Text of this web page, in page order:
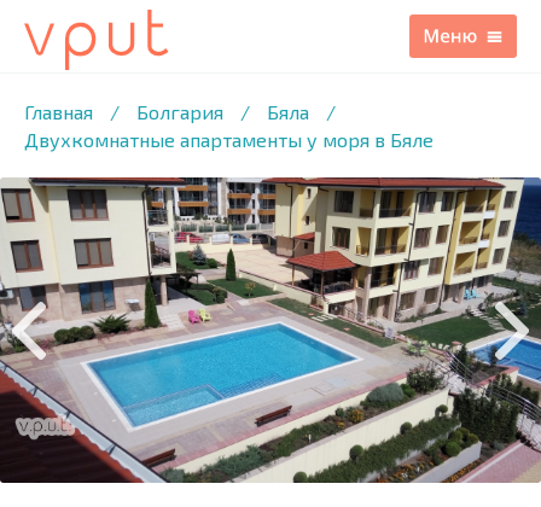
Главная / Болгария / Бяла
/
Двухкомнатные апартаменты у моря в Бяле
/31 ФОТО